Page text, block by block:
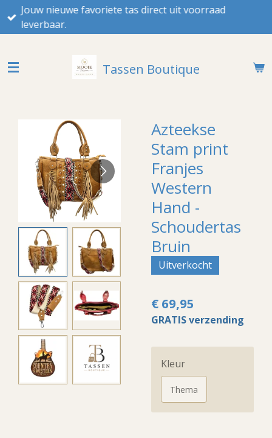
Ga
direct
hoofdinhoud
Jouw nieuwe favoriete tas direct uit voorraad
leverbaar.
Tassen Boutique
Azteekse
Stam print
Franjes
Western
Hand -
Schoudertas
Bruin
Uitverkocht
€ 69,95
GRATIS verzending
Kleur
Thema